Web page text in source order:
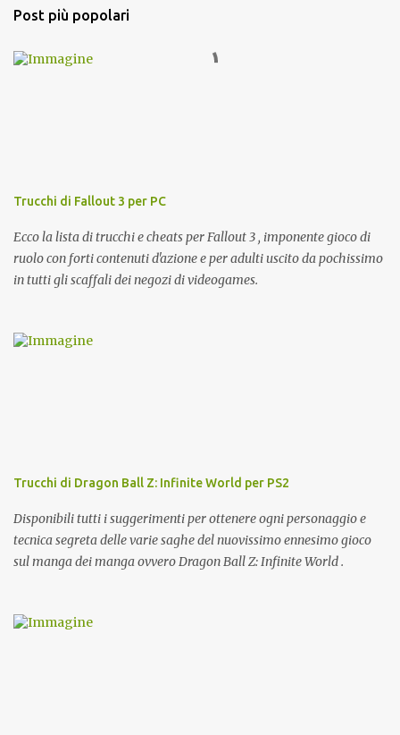
i
Post più popolari
Trucchi di Fallout 3 per PC
Ecco la lista di trucchi e cheats per Fallout 3 , imponente gioco di
ruolo con forti contenuti d'azione e per adulti uscito da pochissimo
in tutti gli scaffali dei negozi di videogames.
Trucchi di Dragon Ball Z: Infinite World per PS2
Disponibili tutti i suggerimenti per ottenere ogni personaggio e
tecnica segreta delle varie saghe del nuovissimo ennesimo gioco
sul manga dei manga ovvero Dragon Ball Z: Infinite World .